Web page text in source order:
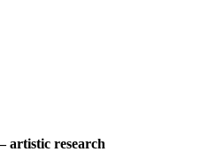
artistic research